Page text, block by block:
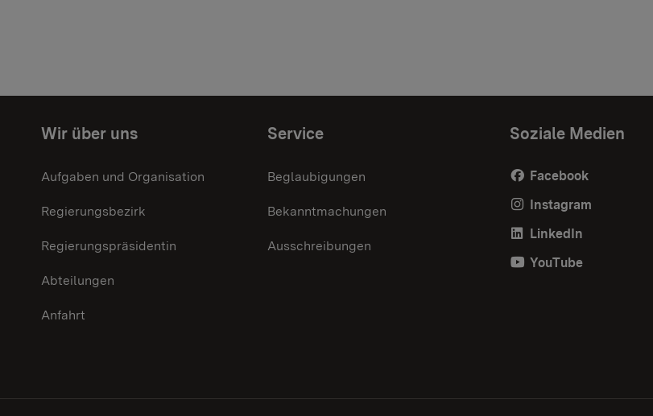
Wir über uns
Aufgaben und Organisation
Regierungsbezirk
Regierungspräsidentin
Abteilungen
Anfahrt
Service
Beglaubigungen
Bekanntmachungen
Ausschreibungen
Soziale Medien
Facebook
Instagram
LinkedIn
YouTube